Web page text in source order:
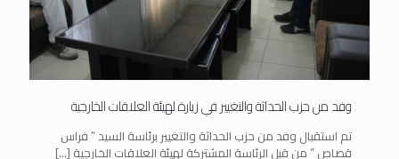
وفد من حزب الحداثة والتغيير في زيارة لهيئة العلاقات الخارجية
تم استقبال وفد من حزب الحداثة والتغيير برئاسة السيد ” فراس
قصاص ” من قبل الرئاسة المشتركة لهيئة العلاقات الخارجية […]